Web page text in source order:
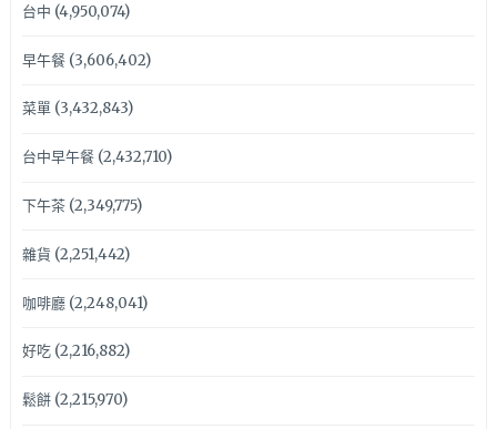
台中 (4,950,074)
早午餐(3,606,402)
菜單(3,432,843)
台中早午餐(2,432,710)
下午茶(2,349,775)
雜貨 (2,251,442)
咖啡廳(2,248,041)
好吃(2,216,882)
鬆餅(2,215,970)